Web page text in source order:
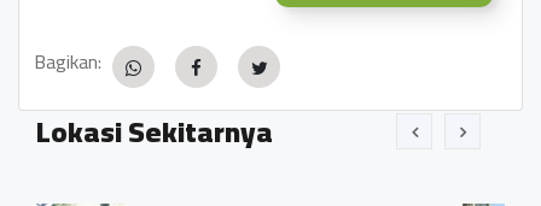
Bagikan:
Lokasi Sekitarnya